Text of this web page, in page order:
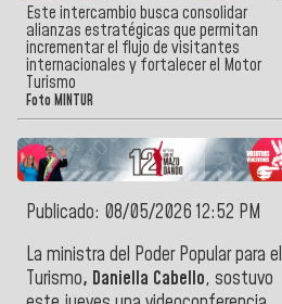
Este intercambio busca consolidar
alianzas estratégicas que permitan
incrementar el flujo de visitantes
internacionales y fortalecer el Motor
Turismo
Foto MINTUR
Publicado: 08/05/2026 12:52 PM
La ministra del Poder Popular para el
Turismo, Daniella Cabello, sostuvo